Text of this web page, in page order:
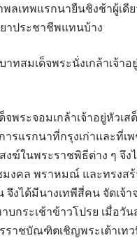
พลเทพแรกนายืนชิงช้าผู้เดี
าประชาชีพแทนบ้าง
ทสมเด็จพระนั่งเกล้าเจ้า
พระจอมเกล้าเจ้าอยู่หัวเ
รแรกนาที่กรุงเก่าและที่เ
งฆ์ในพระราชพิธีต่าง ๆ จึ
มงคล พราหมณ์ และทรงส
งได้มีนางเทพีสี่คน จัดเจ้
บกระเช้าข้าวโปรย เมื่อ
ราชบัณฑิตเชิญพระเต้าเท